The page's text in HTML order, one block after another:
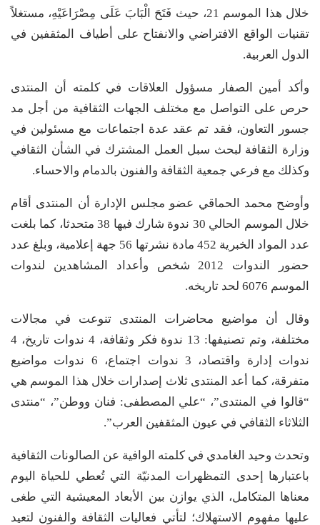
خلال هذا الموسم 21، حيث فَتَحَ الْبَابَ عَلَى مِصْرَاعَيْهِ، مستغلاً
تقنيات الواقع الافتراضي والانفتاح على أطياف المثقفين في
الدول العربية.
وأكد أمين الصفار مسؤول العلاقات في كلمته أن المنتدى
حرص على التواصل مع مختلف الجهات الثقافية من أجل مد
جسور التعاون، فقد تم عقد عدة اجتماعات مع مسئولين في
وزارة الثقافة لبحث سبل العمل المشترك في الشأن الثقافي
وكذلك مع فرعي جمعية الثقافة والفنون بالدمام والاحساء.
وأوضح محمد الحماقي عضو مجلس الإدارة أن المنتدى أقام
خلال الموسم الحالي 30 ندوة شارك فيها 38 متحدثا، كما بلغت
عدد المواد الخبرية 452 مادة نشرتها 56 جهة إعلامية، وبلغ عدد
حضور الندوات 2012 شخص وأعداد المشاهدين لندوات
الموسم 6076 لحد تاريخه.
وقال أن مواضيع محاضرات المنتدى تنوعت في مجالات
مختلفة، وتم تصنيفها: 13 ندوة فكر وثقافة، 4 ندوات تاريخ، 4
ندوات إدارة واقتصاد، 3 ندوات اجتماع، 6 ندوات مواضيع
متفرقة، كما أعد المنتدى ثلاث إصدارات خلال هذا الموسم هي
“قالوا في المنتدى”، “علي المصطفى: فنان ووطن”، “منتدى
الثلاثاء الثقافي في عيون المثقفين العرب”.
وتحدث وحيد الغامدي في كلمته الوافية عن الصالونات الثقافية
باعتبارها إحدى التمظهرات المدنيّة التي تُعطي للحياة اليوم
معناها المتكامل، الذي يوازن بين الأبعاد المعيشية التي طغى
عليها مفهوم الاستهلاك؛ لتأتي فعاليات الثقافة والفنون لتعيد